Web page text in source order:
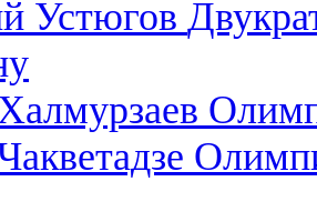
Устюгов